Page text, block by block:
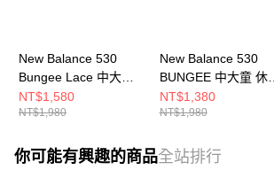
New Balance 530
Bungee Lace 中大童
休閒鞋 P5303WR-W
NT$1,580
NT$1,980
New Balance 530
BUNGEE 中大童 休閒
鞋 PZ530CH-W
NT$1,380
NT$1,980
你可能有興趣的商品全站排行